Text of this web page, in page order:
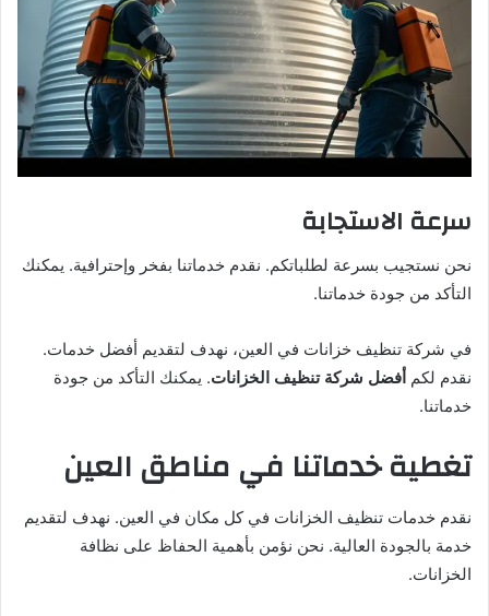
سرعة الاستجابة
نحن نستجيب بسرعة لطلباتكم. نقدم خدماتنا بفخر وإحترافية. يمكنك
التأكد من جودة خدماتنا.
في شركة تنظيف خزانات في العين، نهدف لتقديم أفضل خدمات.
نقدم لكم أفضل شركة تنظيف الخزانات. يمكنك التأكد من جودة
خدماتنا.
تغطية خدماتنا في مناطق العين
نقدم خدمات تنظيف الخزانات في كل مكان في العين. نهدف لتقديم
خدمة بالجودة العالية. نحن نؤمن بأهمية الحفاظ على نظافة
الخزانات.